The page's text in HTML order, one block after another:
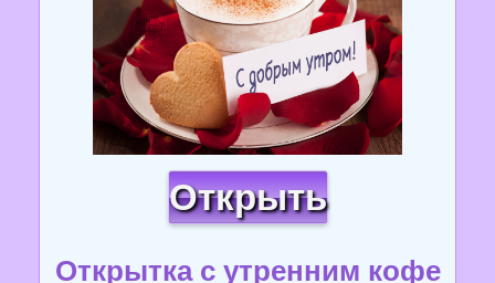
Открыть
Открытка с утренним кофе